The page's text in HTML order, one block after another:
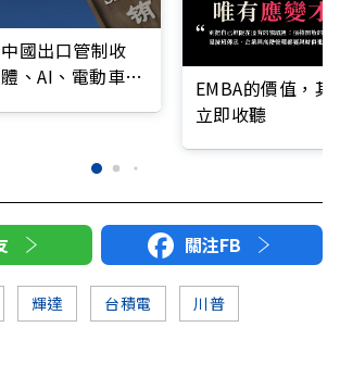
國出口管制收
、AI、電動車、
EMBA的價值，
立即收聽
關注FB
輝達 台積電 川普